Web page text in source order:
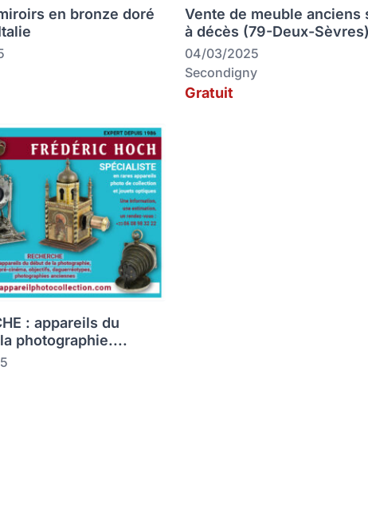
en bronze doré
Vente de meuble anciens
à décès (79-Deux-
04/03/2025
Secondigny
Gratuit
: appareils du
photographie....